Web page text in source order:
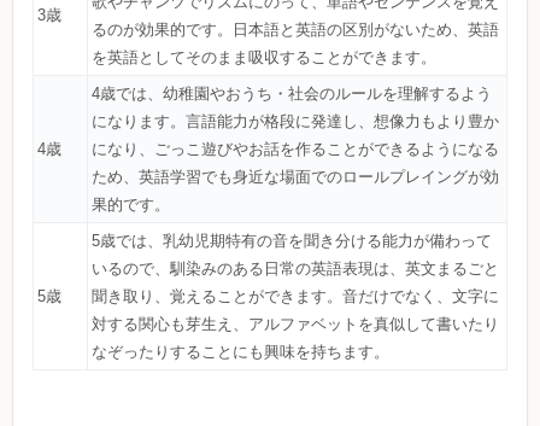
3歳
るのが効果的です。日本語と英語の区別がないため、英語
を英語としてそのまま吸収することができます。
4歳
4歳では、幼稚園やおうち・社会のルールを理解するよう
になります。言語能力が格段に発達し、想像力もより豊か
になり、ごっこ遊びやお話を作ることができるようになる
ため、英語学習でも身近な場面でのロールプレイングが効
果的です。
5歳
5歳では、乳幼児期特有の音を聞き分ける能力が備わって
いるので、馴染みのある日常の英語表現は、英文まるごと
聞き取り、覚えることができます。音だけでなく、文字に
対する関心も芽生え、アルファベットを真似して書いたり
なぞったりすることにも興味を持ちます。